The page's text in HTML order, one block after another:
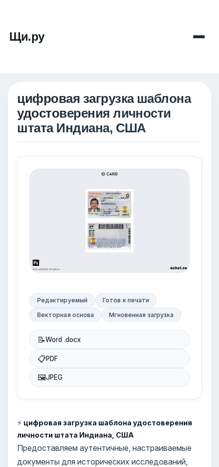
Щи.ру
цифровая загрузка шаблона
удостоверения личности
штата Индиана, США
Редактируемый
Готов к печати
Векторная основа
Мгновенная загрузка
📝Word .docx
📋PDF
🖼JPEG
⚡ цифровая загрузка шаблона удостоверения
личности штата Индиана, США
Предоставляем аутентичные, настраиваемые
документы для исторических исследований,